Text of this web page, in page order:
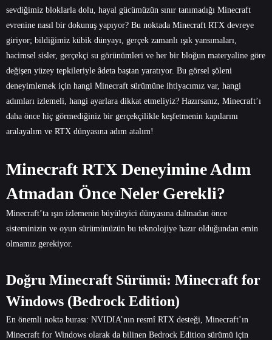
sevdiğimiz bloklarla dolu, hayal gücümüzün sınır tanımadığı Minecraft
evrenine nasıl bir dokunuş yapıyor? Bu noktada Minecraft RTX devreye
giriyor; bildiğimiz kübik dünyayı, gerçek zamanlı ışık yansımaları,
hacimsel sisler, gerçekçi su görünümleri ve her bir bloğun materyaline göre
değişen yüzey tepkileriyle âdeta baştan yaratıyor. Bu görsel şöleni
deneyimlemek için hangi Minecraft sürümüne ihtiyacımız var, hangi
adımları izlemeli, hangi ayarlara dikkat etmeliyiz? Hazırsanız, Minecraft’ı
daha önce hiç görmediğiniz bir gerçekçilikle keşfetmenin kapılarını
aralayalım ve RTX dünyasına adım atalım!
Minecraft RTX Deneyimine Adım
Atmadan Önce Neler Gerekli?
Minecraft’ta ışın izlemenin büyüleyici dünyasına dalmadan önce
sisteminizin ve oyun sürümünüzün bu teknolojiye hazır olduğundan emin
olmamız gerekiyor.
Doğru Minecraft Sürümü: Minecraft for
Windows (Bedrock Edition)
En önemli nokta burası: NVIDIA’nın resmî RTX desteği, Minecraft’ın
Minecraft for Windows olarak da bilinen Bedrock Edition sürümü için